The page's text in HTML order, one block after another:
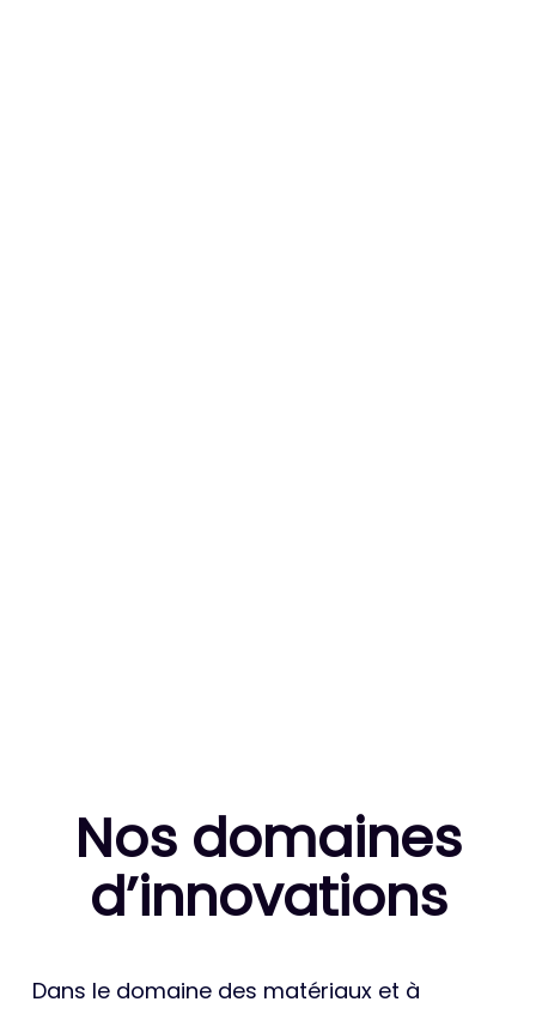
Nos domaines
d’innovations
Dans le domaine des matériaux et à